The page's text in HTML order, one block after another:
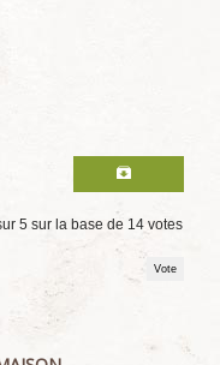
5 sur la base de 14 votes